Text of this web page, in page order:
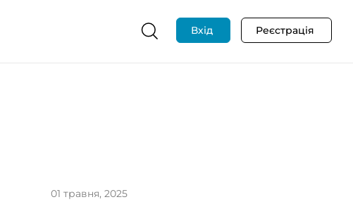
Вхід Реєстрація
01 травня, 2025